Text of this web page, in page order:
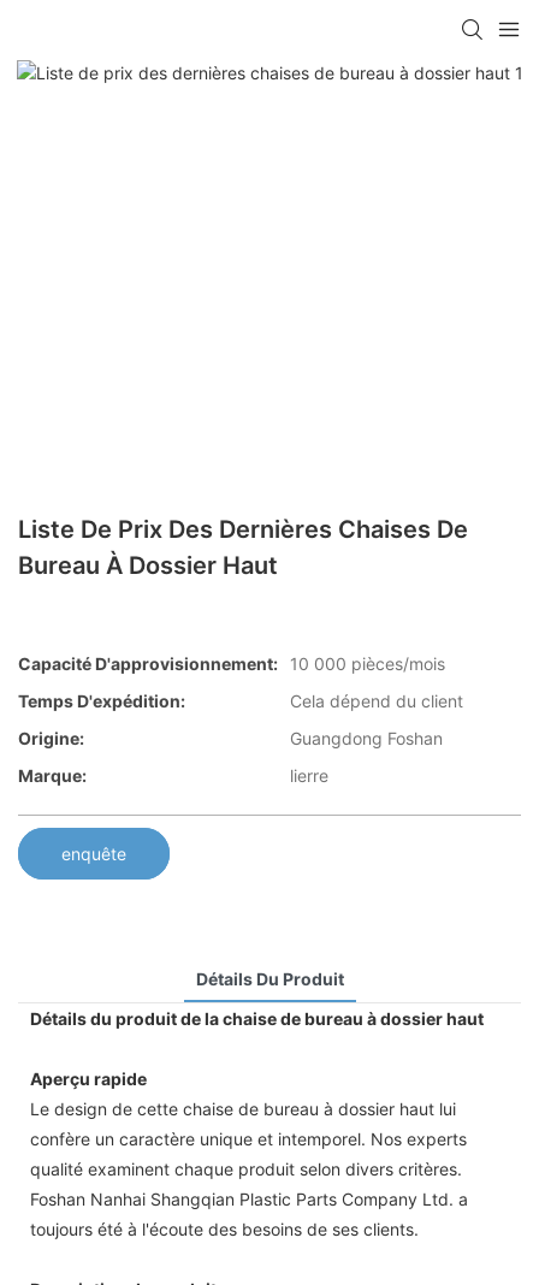
Liste De Prix Des Dernières Chaises De
Bureau À Dossier Haut
Capacité D'approvisionnement:
10 000 pièces/mois
Temps D'expédition:
Cela dépend du client
Origine:
Guangdong Foshan
Marque:
lierre
enquête
Détails Du Produit
Détails du produit de la chaise de bureau à dossier haut
Aperçu rapide
Le design de cette chaise de bureau à dossier haut lui
confère un caractère unique et intemporel. Nos experts
qualité examinent chaque produit selon divers critères.
Foshan Nanhai Shangqian Plastic Parts Company Ltd. a
toujours été à l'écoute des besoins de ses clients.